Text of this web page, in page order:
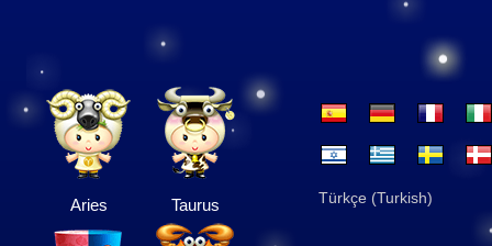
Aries Taurus Türkçe (Turkish)